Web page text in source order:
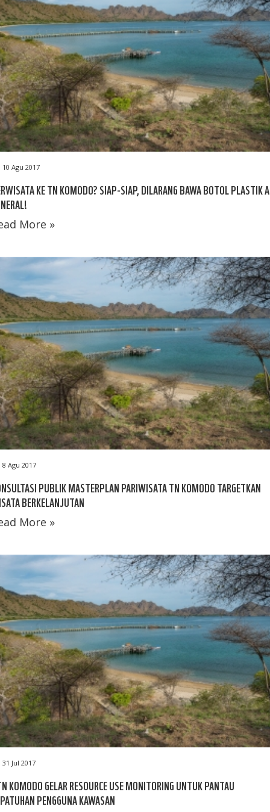
10 Agu 2017
KE TN KOMODO? SIAP-SIAP, DILARANG BAWA BOTOL PLASTIK
More »
8 Agu 2017
PUBLIK MASTERPLAN PARIWISATA TN KOMODO TARGETKAN
BERKELANJUTAN
More »
31 Jul 2017
KOMODO GELAR RESOURCE USE MONITORING UNTUK PANTAU
PENGGUNA KAWASAN